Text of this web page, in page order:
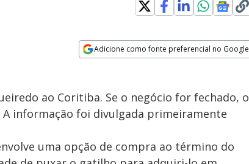
Adicione como fonte preferencial no Google
ao Coritiba. Se o negócio for fechado, o
A informação foi divulgada primeiramente
uma opção de compra ao término do